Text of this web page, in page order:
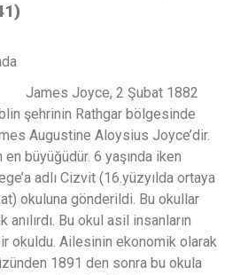
James Joyce, 2 Şubat 1882
şehrinin Rathgar bölgesinde
Augustine Aloysius Joyce’dir.
büyüğüdür. 6 yaşında iken
adlı Cizvit (16.yüzyılda ortaya
okuluna gönderildi. Bu okullar
anılırdı. Bu okul asil insanların
okuldu. Ailesinin ekonomik olarak
1891 den sonra bu okula